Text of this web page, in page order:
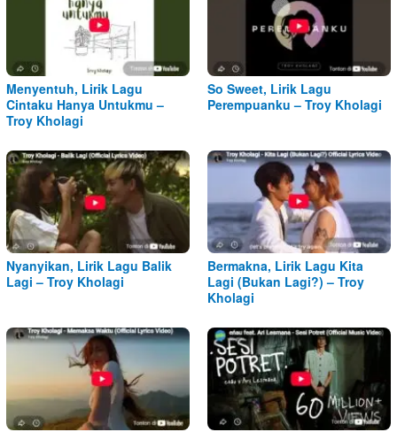
Menyentuh, Lirik Lagu
Cintaku Hanya Untukmu –
Troy Kholagi
So Sweet, Lirik Lagu
Perempuanku – Troy Kholagi
Nyanyikan, Lirik Lagu Balik
Lagi – Troy Kholagi
Bermakna, Lirik Lagu Kita
Lagi (Bukan Lagi?) – Troy
Kholagi